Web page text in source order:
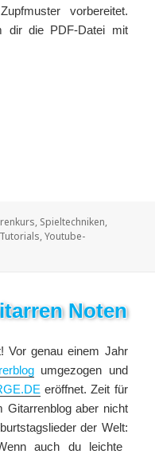
vorbereitet.
dir die PDF-Datei mit
, Spieltechniken,
,Youtube-
Noten
Vor genau einem Jahr
umgezogen und
eröffnet. Zeit für
Gitarrenblog aber nicht
der Welt:
auch du leichte